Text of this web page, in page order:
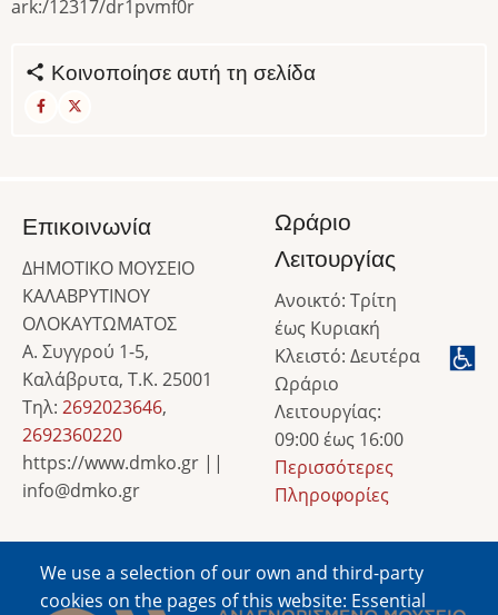
ark:/12317/dr1pvmf0r
Κοινοποίησε αυτή τη σελίδα
We use a selection of our own and third-party
cookies on the pages of this website: Essential
Επικοινωνία
ΔΗΜΟΤΙΚΟ ΜΟΥΣΕΙΟ
ΚΑΛΑΒΡΥΤΙΝΟΥ
ΟΛΟΚΑΥΤΩΜΑΤΟΣ
Α. Συγγρού 1-5,
Καλάβρυτα, Τ.Κ. 25001
Τηλ: 2692023646,
2692360220
https://www.dmko.gr ||
info@dmko.gr
Ωράριο
Λειτουργίας
Ανοικτό: Τρίτη
έως Κυριακή
Κλειστό: Δευτέρα
Ωράριο
Λειτουργίας:
09:00 έως 16:00
Περισσότερες
Πληροφορίες
Image